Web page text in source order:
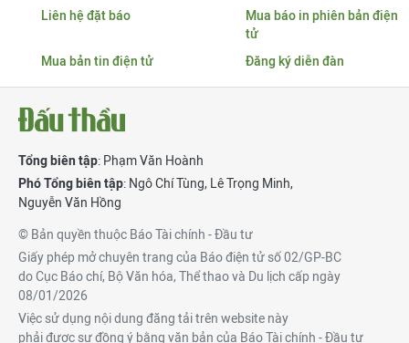
Liên hệ đặt báo
Mua báo in phiên bản điện
tử
Mua bản tin điện tử
Đăng ký diễn đàn
Tổng biên tập: Phạm Văn Hoành
Phó Tổng biên tập: Ngô Chí Tùng, Lê Trọng Minh,
Nguyễn Văn Hồng
© Bản quyền thuộc Báo Tài chính - Đầu tư
Giấy phép mở chuyên trang của Báo điện tử số 02/GP-BC
do Cục Báo chí, Bộ Văn hóa, Thể thao và Du lịch cấp ngày
08/01/2026
Việc sử dụng nội dung đăng tải trên website này
phải được sự đồng ý bằng văn bản của Báo Tài chính - Đầu tư